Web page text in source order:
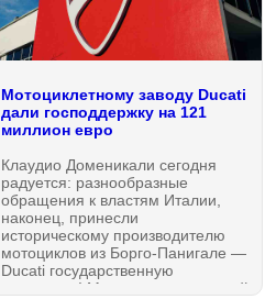
Мотоциклетному заводу Ducati
дали господдержку на 121
миллион евро
Клаудио Доменикали сегодня
радуется: разнообразные
обращения к властям Италии,
наконец, принесли
историческому производителю
мотоциклов из Борго-Панигале —
Ducati государственную
поддержку! Министр предприятий